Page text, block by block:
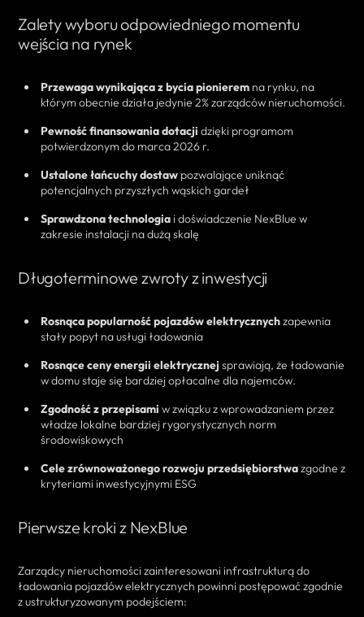
Zalety wyboru odpowiedniego momentu
wejścia na rynek
Przewaga wynikająca z bycia pionierem na rynku, na
którym obecnie działa jedynie 2% zarządców nieruchomości.
Pewność finansowania dotacji dzięki programom
potwierdzonym do marca 2026 r.
Ustalone łańcuchy dostaw pozwalające uniknąć
potencjalnych przyszłych wąskich gardeł
Sprawdzona technologia i doświadczenie NexBlue w
zakresie instalacji na dużą skalę
Długoterminowe zwroty z inwestycji
Rosnąca popularność pojazdów elektrycznychzapewnia
stały popyt na usługi ładowania
Rosnące ceny energii elektrycznej sprawiają, że ładowanie
w domu staje się bardziej opłacalne dla najemców.
Zgodność z przepisami w związku z wprowadzaniem przez
władze lokalne bardziej rygorystycznych norm
środowiskowych
Cele zrównoważonego rozwoju przedsiębiorstwazgodne z
kryteriami inwestycyjnymi ESG
Pierwsze kroki z NexBlue
Zarządcy nieruchomości zainteresowani infrastrukturą do
ładowania pojazdów elektrycznych powinni postępować zgodnie
z ustrukturyzowanym podejściem: